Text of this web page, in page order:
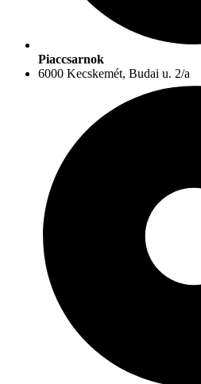
Piaccsarnok
6000 Kecskemét, Budai u. 2/a